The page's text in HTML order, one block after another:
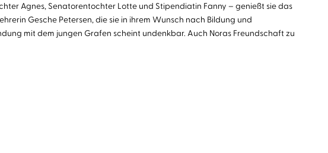
Agnes, Senatorentochter Lotte und Stipendiatin Fanny – genießt sie das
Gesche Petersen, die sie in ihrem Wunsch nach Bildung und
mit dem jungen Grafen scheint undenkbar. Auch Noras Freundschaft zu